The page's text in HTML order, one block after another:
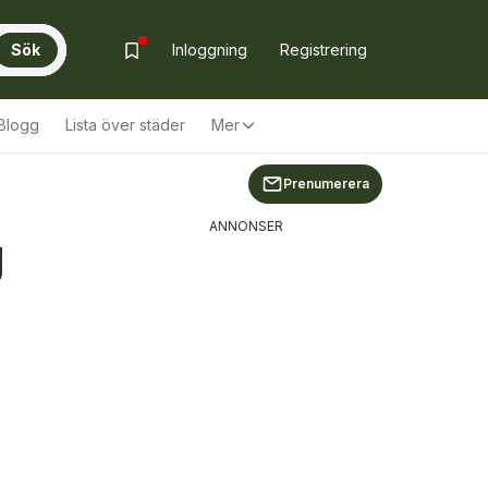
Sök Inloggning Registrering
Lista över städer Mer
Prenumerera
ANNONSER